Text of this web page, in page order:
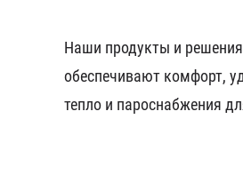
Наши продукты и
обеспечивают комфорт,
тепло и пароснабжения